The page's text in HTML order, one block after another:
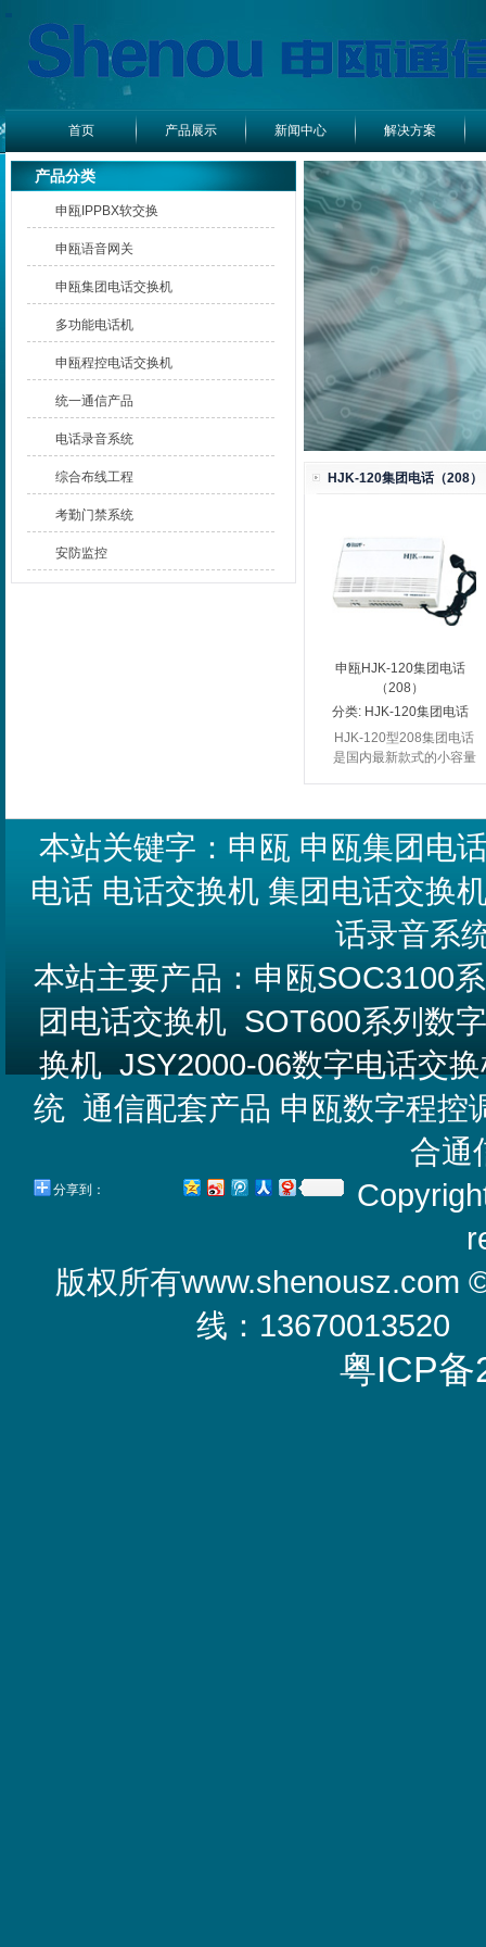
首页 产品展示 新闻中心 解决方案
HJK-120集团电话（208）
申瓯HJK-120集团电话
（208）
分类: HJK-120集团电话
（208）
HJK-120型208集团电话
是国内最新款式的小容量
话，非常适合于写字楼与
家庭等场所。
产品分类
申瓯IPPBX软交换
申瓯语音网关
申瓯集团电话交换机
多功能电话机
申瓯程控电话交换机
统一通信产品
电话录音系统
综合布线工程
考勤门禁系统
安防监控
本站关键字： 申瓯 申瓯集团电
电话 电话交换机 集团电话交换
话录音系
本站主要产品： 申瓯SOC3100
团电话交换机 SOT600系列数
换机 JSY2000-06数字电话交
统 通信配套产品 申瓯数字程控
合通
分享到：
版权所有www.shenousz.com
线：13670013520
粤ICP备